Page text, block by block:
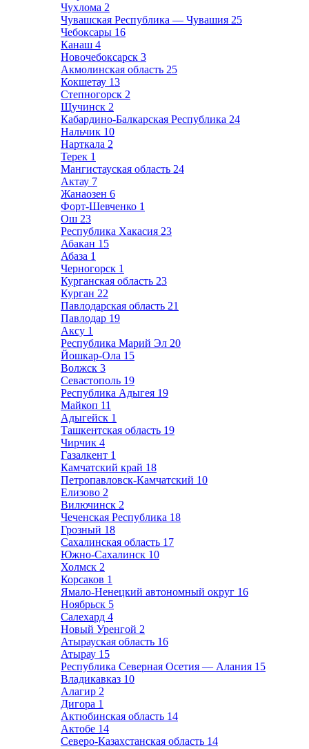
Чухлома 2
Чувашская Республика — Чувашия 25
Чебоксары 16
Канаш 4
Новочебоксарск 3
Акмолинская область 25
Кокшетау 13
Степногорск 2
Щучинск 2
Кабардино-Балкарская Республика 24
Нальчик 10
Нарткала 2
Терек 1
Мангистауская область 24
Актау 7
Жанаозен 6
Форт-Шевченко 1
Ош 23
Республика Хакасия 23
Абакан 15
Абаза 1
Черногорск 1
Курганская область 23
Курган 22
Павлодарская область 21
Павлодар 19
Аксу 1
Республика Марий Эл 20
Йошкар-Ола 15
Волжск 3
Севастополь 19
Республика Адыгея 19
Майкоп 11
Адыгейск 1
Ташкентская область 19
Чирчик 4
Газалкент 1
Камчатский край 18
Петропавловск-Камчатский 10
Елизово 2
Вилючинск 2
Чеченская Республика 18
Грозный 18
Сахалинская область 17
Южно-Сахалинск 10
Холмск 2
Корсаков 1
Ямало-Ненецкий автономный округ 16
Ноябрьск 5
Салехард 4
Новый Уренгой 2
Атырауская область 16
Атырау 15
Республика Северная Осетия — Алания 15
Владикавказ 10
Алагир 2
Дигора 1
Актюбинская область 14
Актобе 14
Северо-Казахстанская область 14